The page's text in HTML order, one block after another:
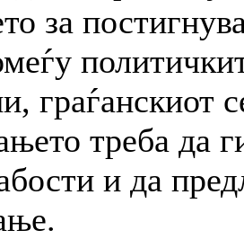
за
граѓанскиот
треба да
и да